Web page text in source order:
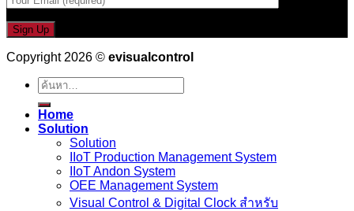
Copyright 2026 © evisualcontrol
ค้นหา:
Home
Solution
Solution
IIoT Production Management System
IIoT Andon System
OEE Management System
Visual Control & Digital Clock สำหรับ